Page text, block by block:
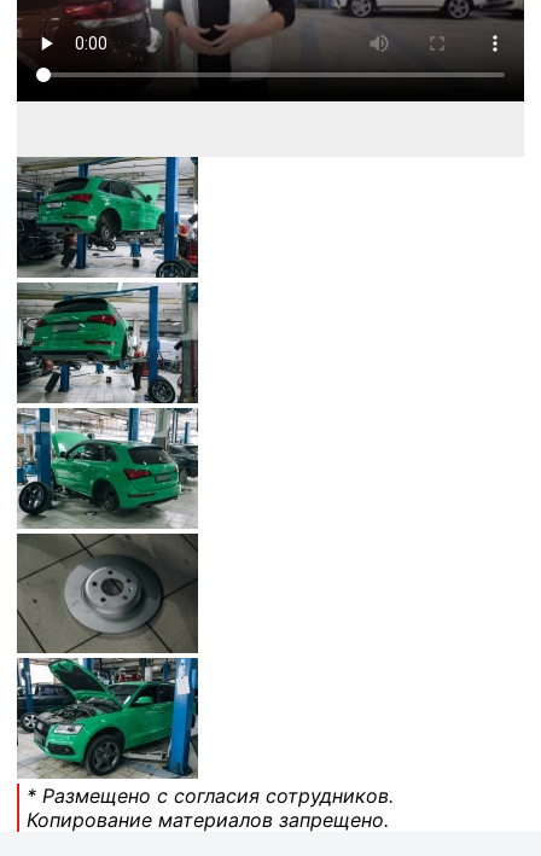
* Размещено с согласия сотрудников.
Копирование материалов запрещено.